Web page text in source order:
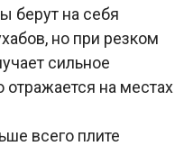
берут на себя
но при резком
сильное
отражается на местах
всего плите